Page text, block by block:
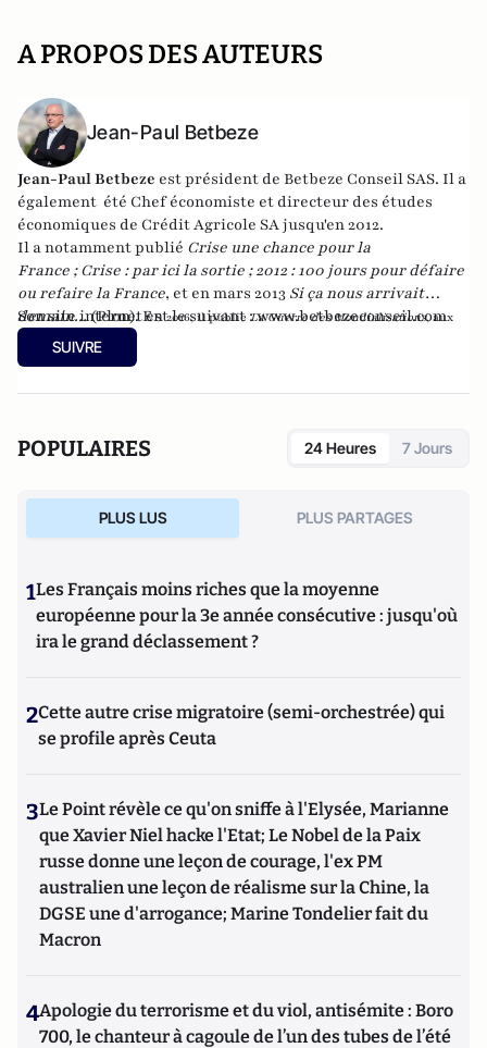
A PROPOS DES AUTEURS
Jean-Paul Betbeze
Jean-Paul Betbeze est président de Betbeze Conseil SAS. Il a
également été Chef économiste et directeur des études
économiques de Crédit Agricole SA jusqu'en 2012.
Il a notamment publié Crise une chance pour la
France ; Crise : par ici la sortie ; 2012 : 100 jours pour défaire
ou refaire la France, et en mars 2013 Si ça nous arrivait
demain...(Plon). En2016, il publie La Guerre des Mondialisations, aux
éditions Economica
et en 2017 "La France, ce malade imaginaire"
chez le même éditeur.
Son site internet est le suivant :www.betbezeconseil.com
SUIVRE
POPULAIRES 24 Heures 7 Jours
PLUS LUS PLUS PARTAGES
1Les Français moins riches que la moyenne
européenne pour la 3e année consécutive : jusqu'où
ira le grand déclassement ?
2Cette autre crise migratoire (semi-orchestrée) qui
se profile après Ceuta
3Le Point révèle ce qu'on sniffe à l'Elysée, Marianne
que Xavier Niel hacke l'Etat; Le Nobel de la Paix
russe donne une leçon de courage, l'ex PM
australien une leçon de réalisme sur la Chine, la
DGSE une d'arrogance; Marine Tondelier fait du
Macron
4Apologie du terrorisme et du viol, antisémite : Boro
700, le chanteur à cagoule de l’un des tubes de l’été